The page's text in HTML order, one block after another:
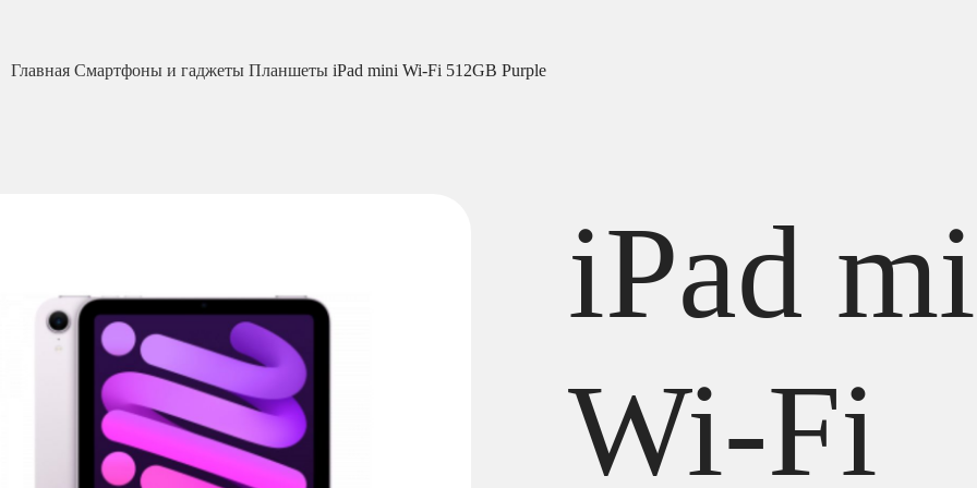
Главная Смартфоны и гаджеты Планшеты iPad mini Wi-Fi 512GB Purple
iPad
Wi-Fi